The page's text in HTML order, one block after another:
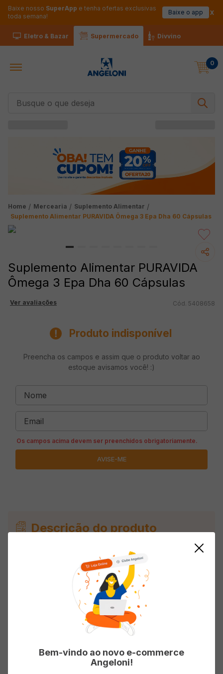
Baixe nosso SuperApp e tenha ofertas exclusivas
toda semana!
Baixe o app
Eletro & Bazar Supermercado Divvino
0
Mercearia
Suplemento Alimentar
Suplemento Alimentar PURAVIDA Ômega 3 Epa Dha 60 Cápsulas
Suplemento Alimentar PURAVIDA
Ômega 3 Epa Dha 60 Cápsulas
Ver avaliações 5408658
Produto indisponível
Preencha os campos e assim que o produto voltar ao
estoque avisamos você! :)
Descrição do produto
Suplemento Alimentar PURAVIDA Ômega 3 Epa
Avaliações
Faça login para escrever uma avaliação.
Bem-vindo ao novo e-commerce
Angeloni!